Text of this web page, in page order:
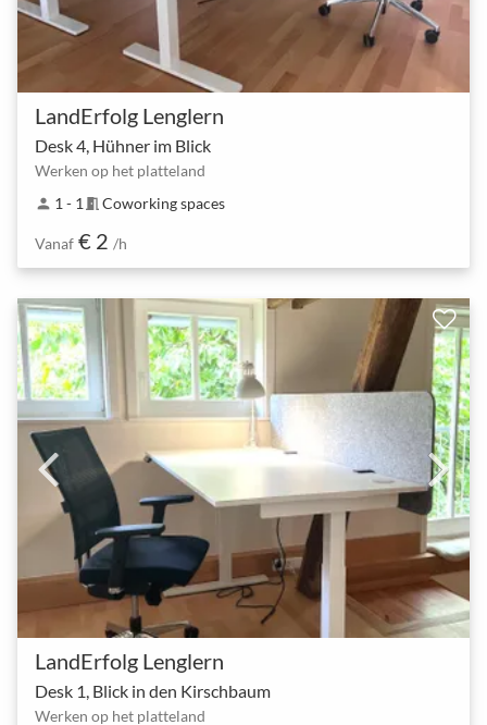
LandErfolg Lenglern
Desk 4, Hühner im Blick
Werken op het platteland
person 1 - 1 meeting_room Coworking spaces
Vanaf € 2 /h
LandErfolg Lenglern
Desk 1, Blick in den Kirschbaum
Werken op het platteland